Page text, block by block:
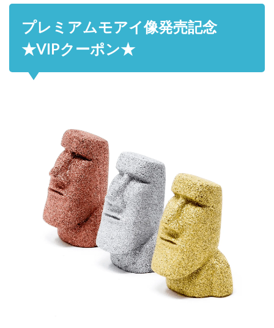
プレミアムモアイ像発売記念
★VIPクーポン★